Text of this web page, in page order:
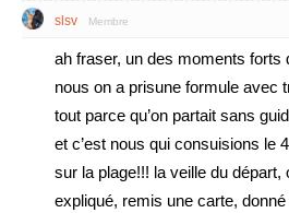
slsv Membre
ah fraser, un des moments forts
nous on a prisune formule avec
tout parce qu’on partait sans
et c’est nous qui consuisions le
sur la plage!!! la veille du départ,
expliqué, remis une carte,